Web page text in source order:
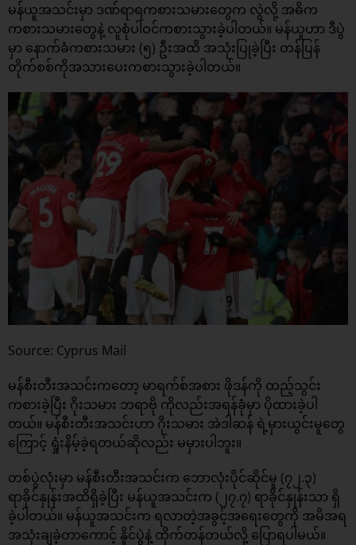
မန်ယူအသင်းမှာ ဒဏ်ရာရကစားသမားတွေက လွဲလို့ အဓိက
ကစားသမားတွေနဲ့ လူစုံပါဝင်ကစားသွားခဲ့ပါတယ်။ မန်ယူဟာ ဒီပွဲ
မှာ နောက်ခံကစားသမား (၅) ဦးအထိ အသုံးပြုခဲ့ပြီး တန်ပြန်
တိုက်စစ်ကိုအသားပေးကစားသွားခဲ့ပါတယ်။
Source: Cyprus Mail
မန်စီးတီးအသင်းကတော့ မာရက်စ်အစား ဖိုဒန်ကို ထည့်သွင်း
ကစားခဲ့ပြီး ဂိုးသမား ဘရာဗို ကိုလည်းအရန်ခုံမှာ ပိုထားခဲ့ပါ
တယ်။ မန်စီးတီးအသင်းဟာ ဂိုးသမား အဲဒါဆန် ရဲ့မှားယွင်းမူတွေ
ကြောင့် ရှုံးနိမ့်ခဲ့ရတယ်ဆိုလည်း မမှားပါဘူး။
တစ်ပွဲလုံးမှာ မန်စီးတီးအသင်းက ဘောလုံးပိုင်ဆိုင်မူ (၇၂.၃)
ရာခိုင်နှုန်းအထိရှိခဲ့ပြီး မန်ယူအသင်းက (၂၇.၇) ရာခိုင်နှုန်းသာ ရှိ
ခဲ့ပါတယ်။ မန်ယူအသင်းက ရလာတဲ့အခွင့်အရေးတွေကို အမိအရ
အသုံးချခဲ့တာကောင့် နိူင်ပွဲနဲ့ ထိုက်တန်တယ်လို့ ပြောရပါမယ်။